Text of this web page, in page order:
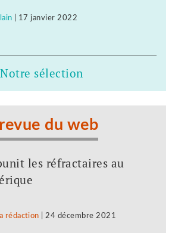
17 janvier 2022
Notre sélection
du web
les réfractaires au
rédaction 24 décembre 2021